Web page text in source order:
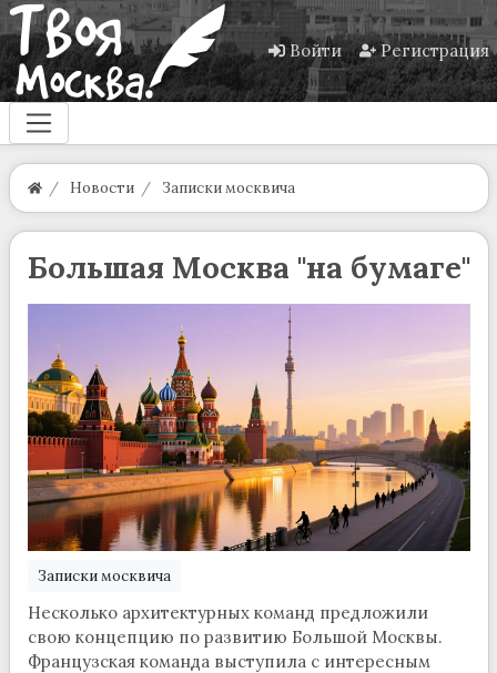
Войти Регистрация
Новости Записки москвича
Большая Москва "на бумаге"
Записки москвича
Несколько архитектурных команд предложили
свою концепцию по развитию Большой Москвы.
Французская команда выступила с интересным